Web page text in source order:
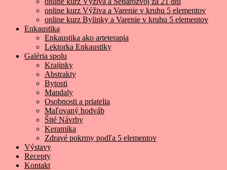
online kurz Výživa a Varenie v kruhu 5 elementov
online kurz Bylinky a Varenie v kruhu 5 elementov
Enkaustika
Enkaustika ako arteterapia
Lektorka Enkaustiky
Galéria spolu
Krajinky
Abstrakty
Bytosti
Mandaly
Osobnosti a priatelia
Maľovaný hodváb
Šité Návrhy
Keramika
Zdravé pokrmy podľa 5 elementov
Výstavy
Recepty
Kontakt